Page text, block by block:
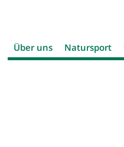
Über uns Natursport